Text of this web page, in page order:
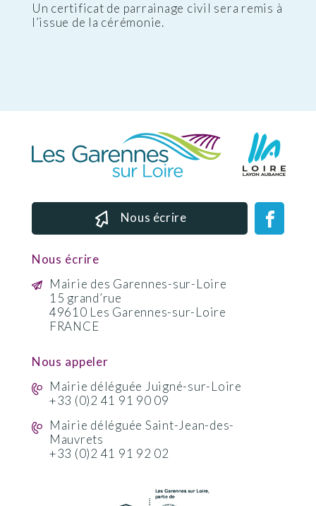
Un certificat de parrainage civil sera remis à
l’issue de la cérémonie.
Nous écrire
Nous écrire
Mairie des Garennes-sur-Loire
15 grand’rue
49610 Les Garennes-sur-Loire
FRANCE
Nous appeler
Mairie déléguée Juigné-sur-Loire
+33 (0)2 41 91 90 09
Mairie déléguée Saint-Jean-des-
Mauvrets
+33 (0)2 41 91 92 02